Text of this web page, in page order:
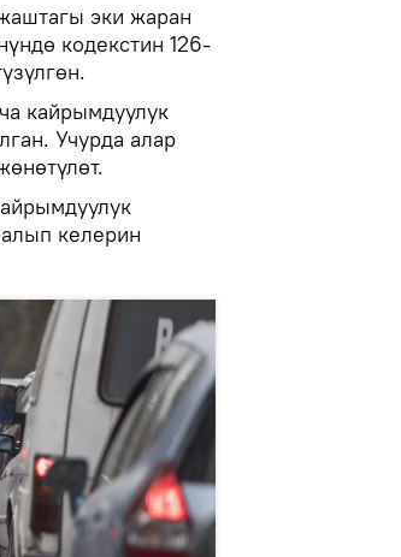
эки жаран
кодекстин 126-
кайрымдуулук
Учурда алар
келерин